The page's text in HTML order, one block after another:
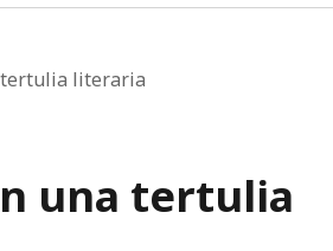
tertulia literaria
una tertulia